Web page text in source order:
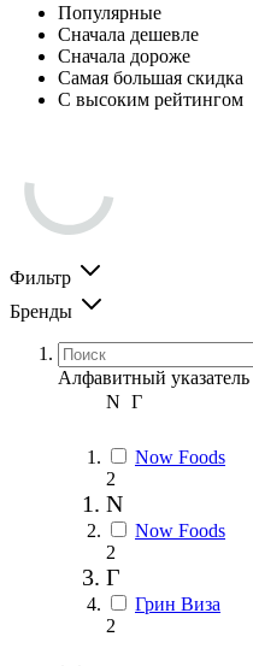
Популярные
Сначала дешевле
Сначала дороже
Самая большая скидка
С высоким рейтингом
Фильтр
Бренды
Алфавитный указатель
N Г
Now Foods
2
N
Now Foods
2
Г
Грин Виза
2